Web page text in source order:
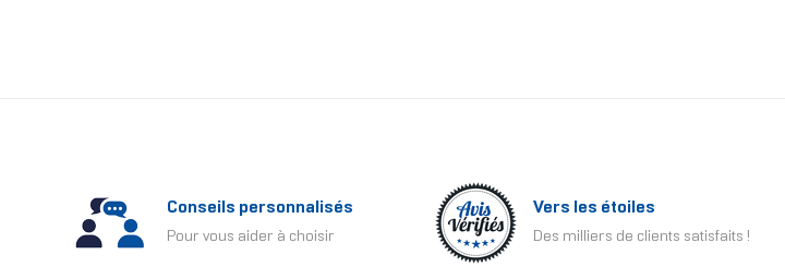
Conseils personnalisés
Pour vous aider à choisir
Vers les étoiles
Des milliers de clients satisfaits !